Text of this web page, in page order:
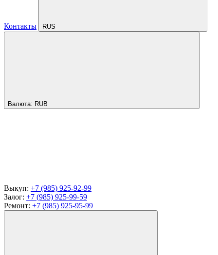
Контакты RUS
Валюта: RUB
Выкуп: +7 (985) 925-92-99
Залог: +7 (985) 925-99-59
Ремонт: +7 (985) 925-95-99